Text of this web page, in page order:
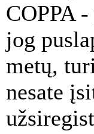
COPPA
jog
metų,
nesate